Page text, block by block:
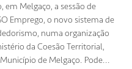
em Melgaço, a sessão de
Emprego, o novo sistema de
numa organização
da Coesão Territorial,
de Melgaço. Pode...